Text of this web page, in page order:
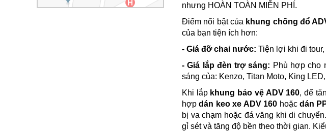
nhưng HOÀN TOÀN MIỄN PHÍ.
Điểm nổi bật của khung chống đổ
của bạn tiện ích hơn:
- Giá đỡ chai nước: Tiện lợi khi đi
- Giá lắp đèn trợ sáng: Phù hợp cho
sáng của: Kenzo, Titan Moto, King
Khi lắp khung bảo vệ ADV 160, để
hợpdán keo xe ADV 160 hoặc dán
bị va chạm hoặc đá văng khi di chuyển.
gỉ sét và tăng độ bền theo thời gian.